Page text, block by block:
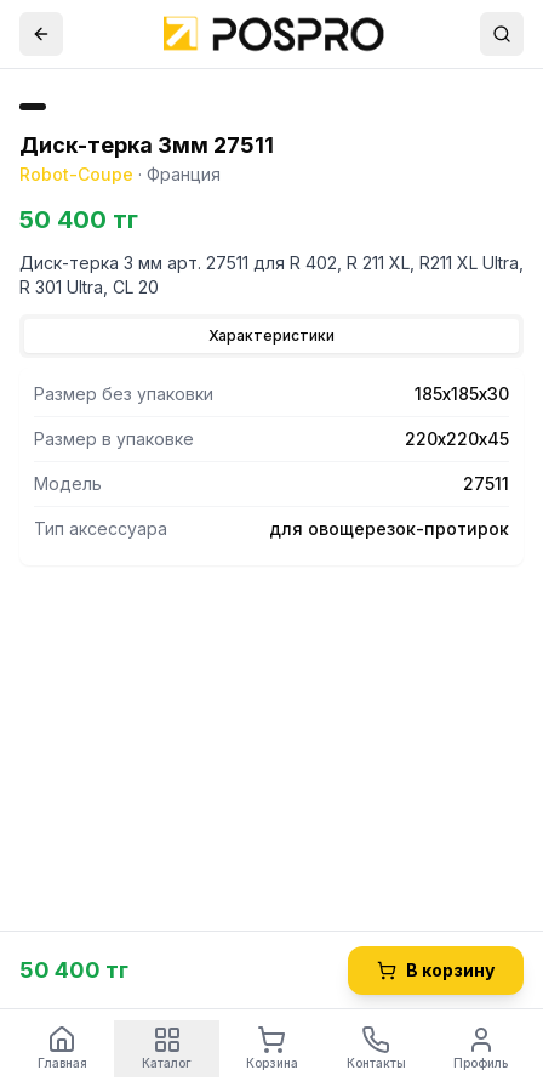
Диск-терка 3мм 27511
Robot-Coupe · Франция
50 400 тг
Диск-терка 3 мм арт. 27511 для R 402, R 211 XL, R211 XL Ultra,
R 301 Ultra, CL 20
Характеристики
Размер без упаковки 185х185х30
Размер в упаковке 220х220х45
Модель 27511
Тип аксессуара для овощерезок-протирок
50 400 тг В корзину
Главная Каталог Корзина Контакты Профиль